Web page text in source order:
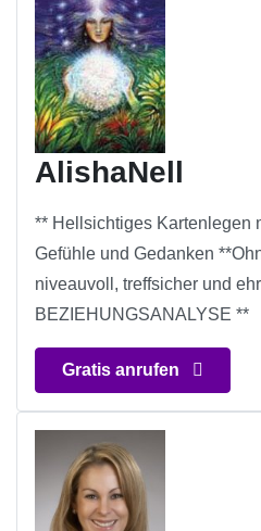
AlishaNell
** Hellsichtiges Kartenlegen
Gefühle und Gedanken
niveauvoll, treffsicher und
BEZIEHUNGSANALYSE **
Gratis anrufen